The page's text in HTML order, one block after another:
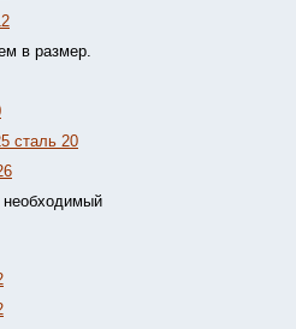
в размер.
сталь 20